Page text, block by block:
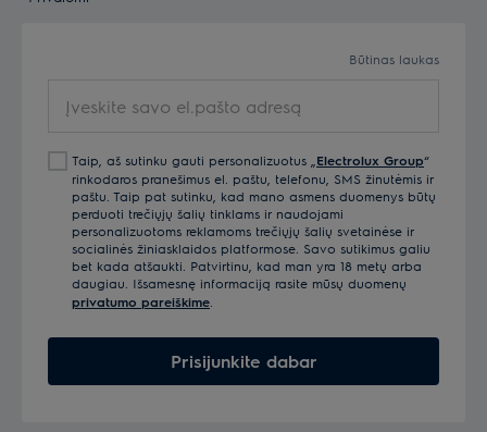
Būtinas laukas
savo
adresą
Taip, aš sutinku gauti personalizuotus „ Electrolux Group“
rinkodaros pranešimus el. paštu, telefonu, SMS žinutėmis ir
paštu. Taip pat sutinku, kad mano asmens duomenys būtų
perduoti trečiųjų šalių tinklams ir naudojami
personalizuotoms reklamoms trečiųjų šalių svetainėse ir
socialinės žiniasklaidos platformose. Savo sutikimus galiu
bet kada atšaukti. Patvirtinu, kad man yra 18 metų arba
daugiau. Išsamesnę informaciją rasite mūsų duomenų
privatumo pareiškime
Prisijunkite dabar